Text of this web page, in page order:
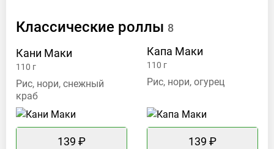
Классические роллы 8
Кани Маки
110 г
Рис, нори, снежный
краб
139 ₽
Капа Маки
110 г
Рис, нори, огурец
139 ₽